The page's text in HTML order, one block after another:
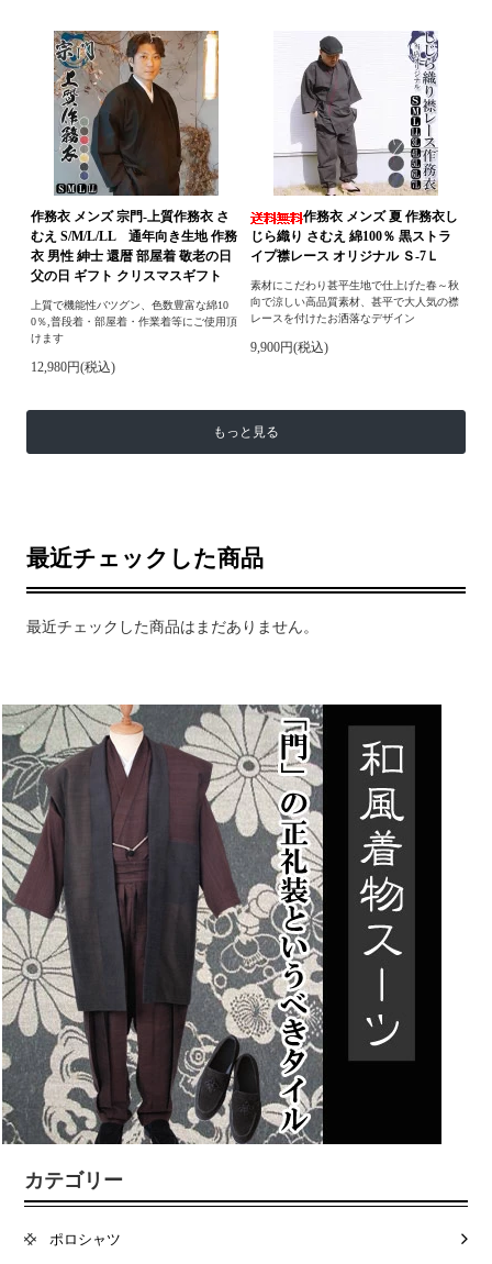
作務衣 メンズ 宗門-上質作務衣 さ
むえ S/M/L/LL 通年向き生地 作務
衣 男性 紳士 還暦 部屋着 敬老の日
父の日 ギフト クリスマスギフト
上質で機能性バツグン、色数豊富な綿10
0％,普段着・部屋着・作業着等にご使用頂
けます
12,980円(税込)
作務衣 メンズ 夏 作務衣し
じら織り さむえ 綿100％ 黒ストラ
イプ襟レース オリジナル Ｓ-7Ｌ
素材にこだわり甚平生地で仕上げた春～秋
向で涼しい高品質素材、甚平で大人気の襟
レースを付けたお洒落なデザイン
9,900円(税込)
もっと見る
最近チェックした商品
最近チェックした商品はまだありません。
カテゴリー
ポロシャツ